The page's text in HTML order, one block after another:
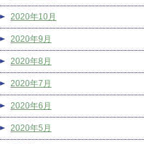
2020年10月
2020年9月
2020年8月
2020年7月
2020年6月
2020年5月